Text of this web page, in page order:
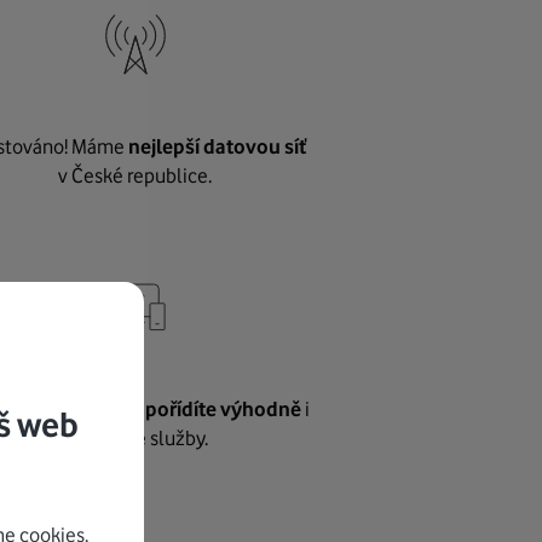
Máme nejlepší datovou síť
v České republice.
internetu pořídíte výhodněi
další naše služby.
web
cookies.